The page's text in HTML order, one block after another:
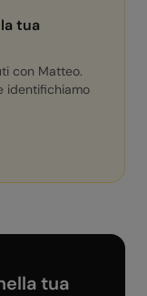
tua
con Matteo.
identifichiamo
tua